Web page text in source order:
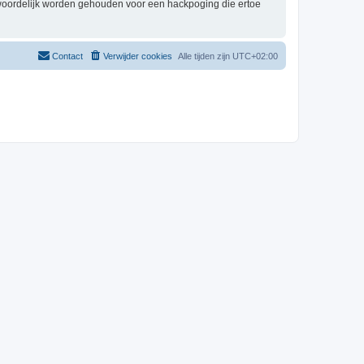
worden gehouden voor een hackpoging die ertoe
Alle tijden zijn UTC+02:00
Verwijder cookies
Contact